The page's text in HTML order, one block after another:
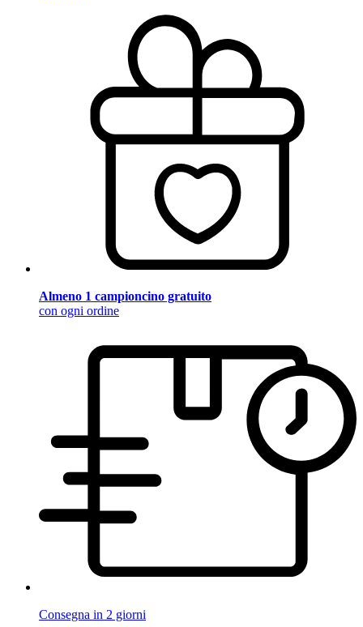
Almeno 1 campioncino gratuito
con ogni ordine
Consegna in 2 giorni